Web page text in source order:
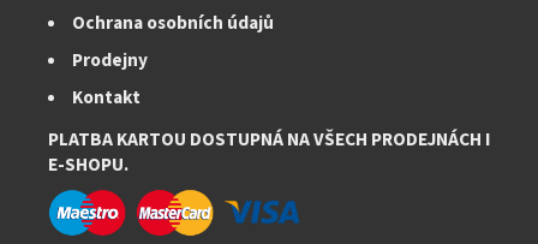
Ochrana osobních údajů
Prodejny
Kontakt
PLATBA KARTOU DOSTUPNÁ NA VŠECH PRODEJNÁCH I
E-SHOPU.